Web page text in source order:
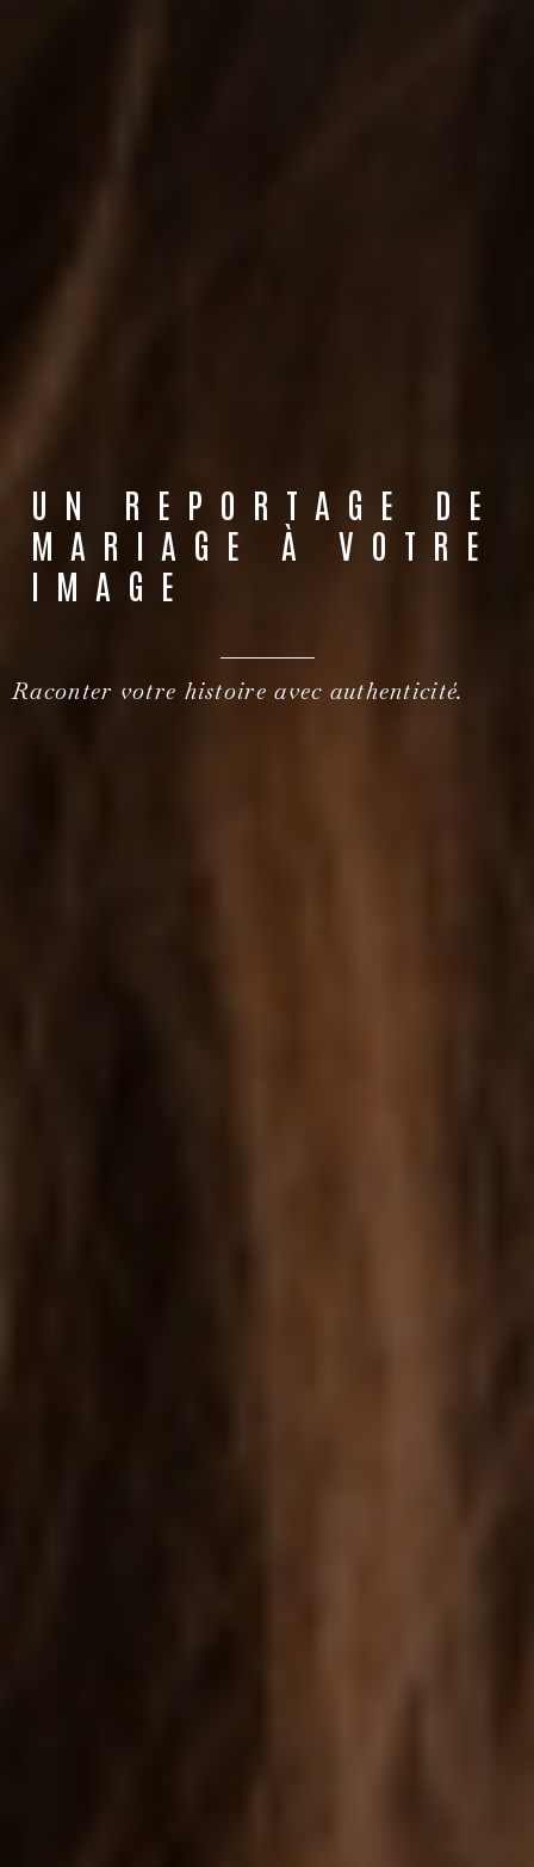
UN REPORTAGE DE
MARIAGE À VOTRE
IMAGE
Raconter votre histoire avec authenticité.